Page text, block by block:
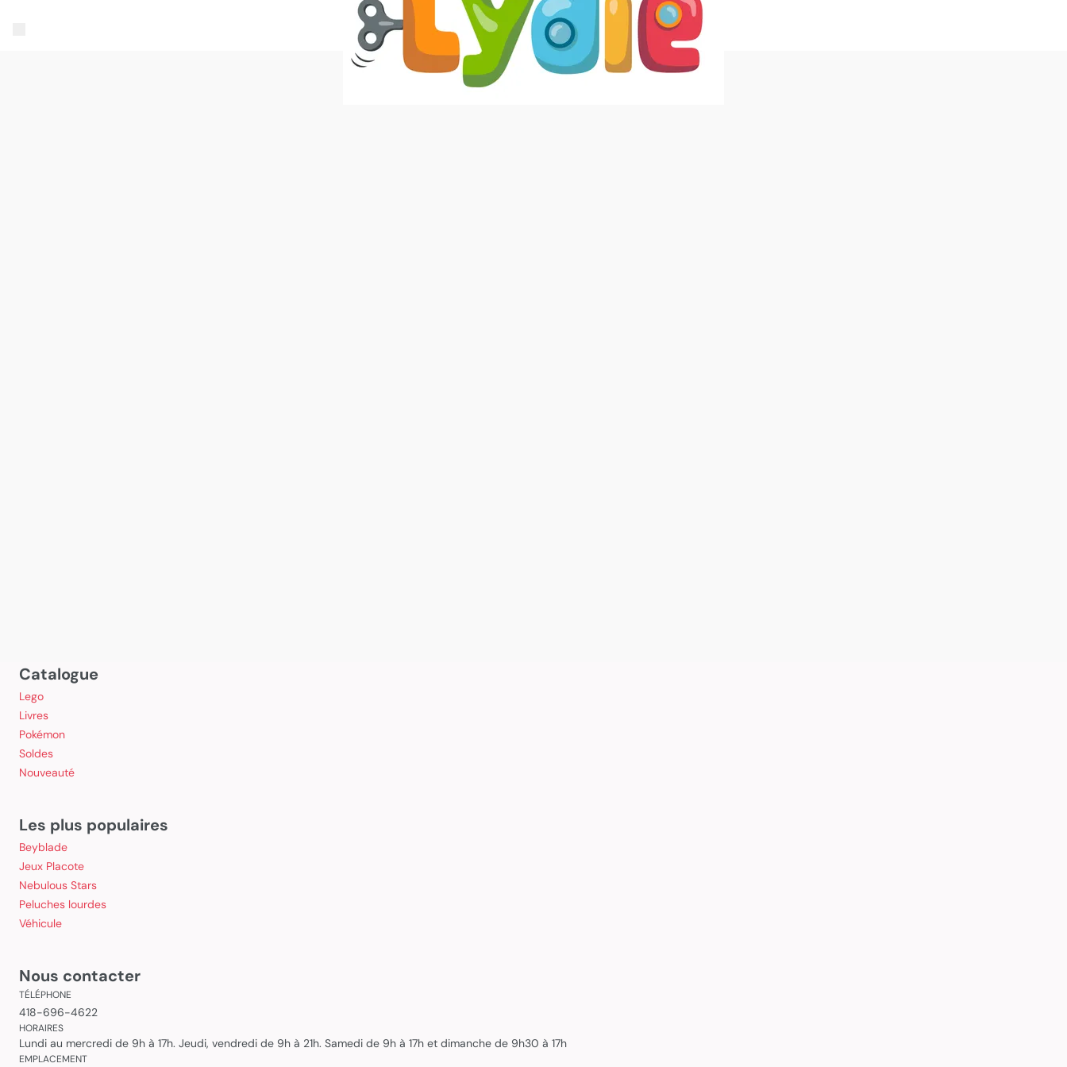
Catalogue
Lego
Livres
Pokémon
Soldes
Nouveauté
Les plus populaires
Beyblade
Jeux Placote
Nebulous Stars
Peluches lourdes
Véhicule
Nous contacter
TÉLÉPHONE
418-696-4622
HORAIRES
Lundi au mercredi de 9h à 17h. Jeudi, vendredi de 9h à 21h. Samedi de 9h à 17h et dimanche de 9h30 à 17h
EMPLACEMENT